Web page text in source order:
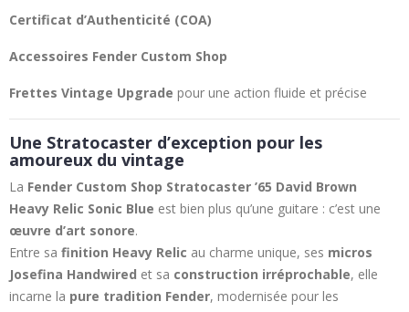
Certificat d’Authenticité (COA)
Accessoires Fender Custom Shop
Frettes Vintage Upgrade pour une action fluide et précise
Une Stratocaster d’exception pour les
amoureux du vintage
La Fender Custom Shop Stratocaster ’65 David Brown
Heavy Relic Sonic Blue est bien plus qu’une guitare : c’est une
œuvre d’art sonore.
Entre sa finition Heavy Relic au charme unique, ses micros
Josefina Handwired et sa construction irréprochable, elle
incarne la pure tradition Fender, modernisée pour les